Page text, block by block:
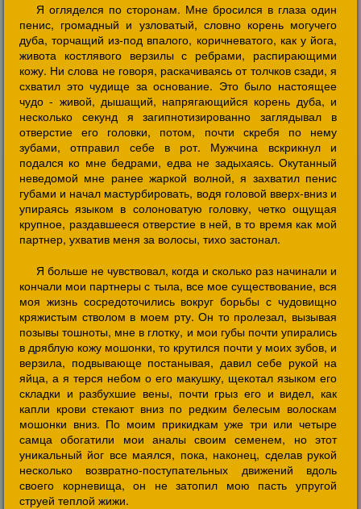
Я огляделся по сторонам. Мне бросился в глаза один
пенис, громадный и узловатый, словно корень могучего
дуба, торчащий из-под впалого, коричневатого, как у йога,
живота костлявого верзилы с ребрами, распирающими
кожу. Ни слова не говоря, раскачиваясь от толчков сзади, я
схватил это чудище за основание. Это было настоящее
чудо - живой, дышащий, напрягающийся корень дуба, и
несколько секунд я загипнотизированно заглядывал в
отверстие его головки, потом, почти скребя по нему
зубами, отправил себе в рот. Мужчина вскрикнул и
подался ко мне бедрами, едва не задыхаясь. Окутанный
неведомой мне ранее жаркой волной, я захватил пенис
губами и начал мастурбировать, водя головой вверх-вниз и
упираясь языком в солоноватую головку, четко ощущая
крупное, раздавшееся отверстие в ней, в то время как мой
партнер, ухватив меня за волосы, тихо застонал.
Я больше не чувствовал, когда и сколько раз начинали и
кончали мои партнеры с тыла, все мое существование, вся
моя жизнь сосредоточились вокруг борьбы с чудовищно
кряжистым стволом в моем рту. Он то пролезал, вызывая
позывы тошноты, мне в глотку, и мои губы почти упирались
в дряблую кожу мошонки, то крутился почти у моих зубов, и
верзила, подвывающе постанывая, давил себе рукой на
яйца, а я терся небом о его макушку, щекотал языком его
складки и разбухшие вены, почти грыз его и видел, как
капли крови стекают вниз по редким белесым волоскам
мошонки вниз. По моим прикидкам уже три или четыре
самца обогатили мои аналы своим семенем, но этот
уникальный йог все маялся, пока, наконец, сделав рукой
несколько возвратно-поступательных движений вдоль
своего корневища, он не затопил мою пасть упругой
струей теплой жижи.